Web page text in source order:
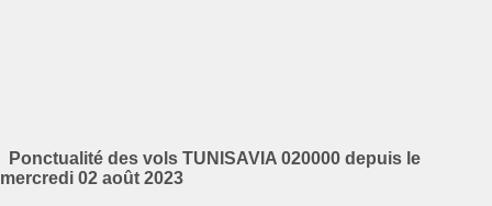
Ponctualité des vols TUNISAVIA 020000 depuis le
mercredi 02 août 2023